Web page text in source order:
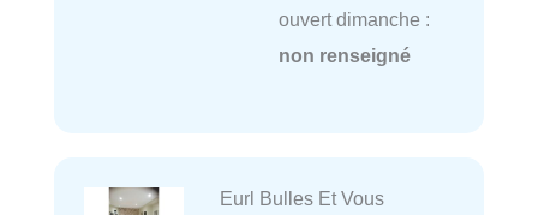
ouvert dimanche :
non renseigné
Eurl Bulles Et Vous